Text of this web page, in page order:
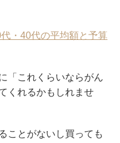
・40代の平均額と予算
「これくらいならがん
くれるかもしれませ
ことがないし買っても